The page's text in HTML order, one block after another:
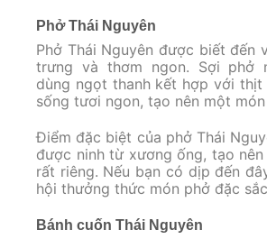
Phở Thái Nguyên
Phở Thái Nguyên được biết đến
trưng và thơm ngon. Sợi phở
dùng ngọt thanh kết hợp với thịt
sống tươi ngon, tạo nên một
Điểm đặc biệt của phở Thái
được ninh từ xương ống, tạo
rất riêng. Nếu bạn có dịp đến
hội thưởng thức món phở đặc
Bánh cuốn Thái Nguyên